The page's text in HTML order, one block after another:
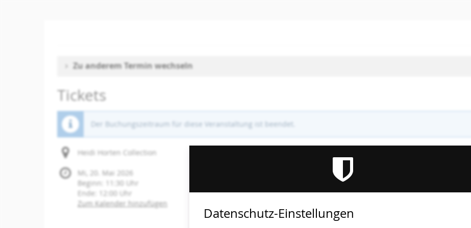
Zu anderem Termin wechseln
Tickets
Der Buchungszeitraum für diese Veranstaltung ist beendet.
Heidi Horten Collection
Mi, 20. Mai 2026
Beginn:
11:30
Uhr
Ende:
12:00
Uhr
Zum Kalender hinzufügen
Datenschutz-Einstellungen